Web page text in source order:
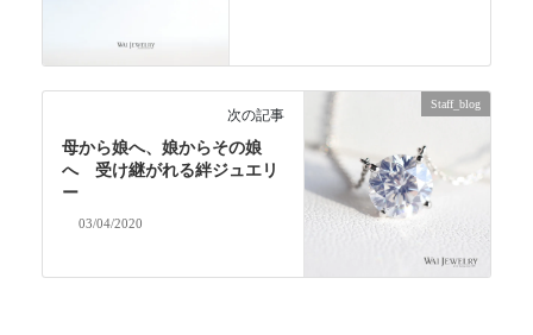
Staff_blog
次の記事
母から娘へ、娘からその娘
へ 受け継がれる絆ジュエリ
ー
03/04/2020